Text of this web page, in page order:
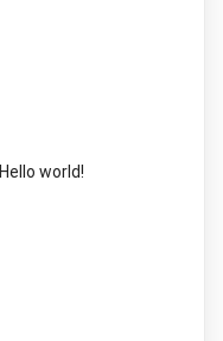
Hello world!